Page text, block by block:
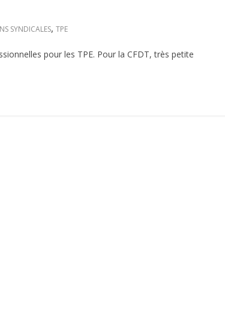
SYNDICALES, TPE
pour les TPE. Pour la CFDT, très petite